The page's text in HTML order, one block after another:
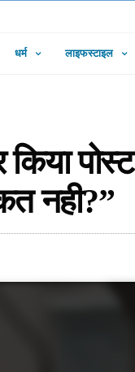
धर्म लाइफस्टाइल
पोस्ट
नही?”